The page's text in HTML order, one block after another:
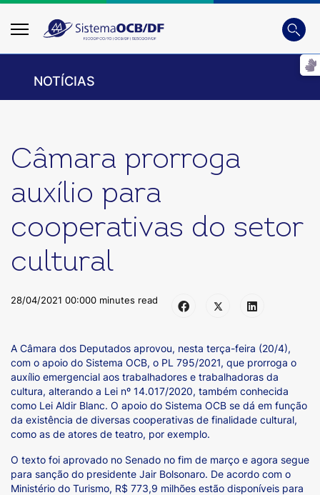
Busca
NOTÍCIAS
Câmara prorroga
auxílio para
cooperativas do setor
cultural
28/04/2021 00:000 minutes read
A Câmara dos Deputados aprovou, nesta terça-feira (20/4),
com o apoio do Sistema OCB, o PL 795/2021, que prorroga o
auxílio emergencial aos trabalhadores e trabalhadoras da
cultura, alterando a Lei nº 14.017/2020, também conhecida
como Lei Aldir Blanc. O apoio do Sistema OCB se dá em função
da existência de diversas cooperativas de finalidade cultural,
como as de atores de teatro, por exemplo.
O texto foi aprovado no Senado no fim de março e agora segue
para sanção do presidente Jair Bolsonaro. De acordo com o
Ministério do Turismo, R$ 773,9 milhões estão disponíveis para